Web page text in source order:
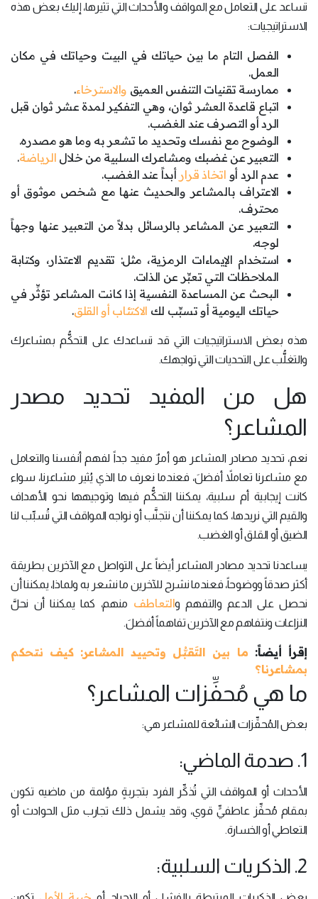
تساعد على التعامل مع المواقف والأحداث التي تثيرها، إليك بعض هذه
الاستراتيجيات:
الفصل التام ما بين حياتك في البيت وحياتك في مكان
العمل.
ممارسة تقنيات التنفس العميق والاسترخاء.
اتباع قاعدة العشر ثوان، وهي التفكير لمدة عشر ثوان قبل
الرد أو التصرف عند الغضب.
الوضوح مع نفسك وتحديد ما تشعر به وما هو مصدره.
التعبير عن غضبك ومشاعرك السلبية من خلال الرياضة.
عدم الرد أو اتخاذ قرار أبداً عند الغضب.
الاعتراف بالمشاعر والحديث عنها مع شخص موثوق أو
محترف.
التعبير عن المشاعر بالرسائل بدلاً من التعبير عنها وجهاً
لوجه.
استخدام الإيماءات الرمزية، مثل: تقديم الاعتذار، وكتابة
الملاحظات التي تعبِّر عن الذات.
البحث عن المساعدة النفسية إذا كانت المشاعر تؤثِّر في
حياتك اليومية أو تسبِّب لك الاكتئاب أو القلق.
هذه بعض الاستراتيجيات التي قد تساعدك على التحكُّم بمشاعرك
والتغلُّب على التحديات التي تواجهك.
هل من المفيد تحديد مصدر
المشاعر؟
نعم، تحديد مصادر المشاعر هو أمرٌ مفيد جداً لفهم أنفسنا والتعامل
مع مشاعرنا تعاملاً أفضلَ، فعندما نعرف ما الذي يُثير مشاعرنا، سواء
كانت إيجابية أم سلبية، يمكننا التحكُّم فيها وتوجيهها نحو الأهداف
والقيم التي نريدها، كما يمكننا أن نتجنَّب أو نواجه المواقف التي تُسبِّب لنا
الضيق أو القلق أو الغضب.
يساعدنا تحديد مصادر المشاعر أيضاً على التواصل مع الآخرين بطريقة
أكثر صدقاً ووضوحاً، فعندما نشرح للآخرين ما نشعر به ولماذا، يمكننا أن
نحصل على الدعم والتفهم والتعاطف منهم، كما يمكننا أن نحلَّ
النزاعات ونتفاهم مع الآخرين تفاهماً أفضلَ.
إقرأ أيضاً: ما بين التَقبُّل وتحييد المشاعر: كيف نتحكم
بمشاعرنا؟
ما هي مُحفِّزات المشاعر؟
بعض المُحفِّزات الشائعة للمشاعر هي:
1. صدمة الماضي:
الأحداث أو المواقف التي تُذكِّر الفرد بتجربةٍ مؤلمة من ماضيه تكون
بمقام مُحفِّز عاطفيٍّ قوي، وقد يشمل ذلك تجارب مثل الحوادث أو
التعاطي أو الخسارة.
2. الذكريات السلبية: